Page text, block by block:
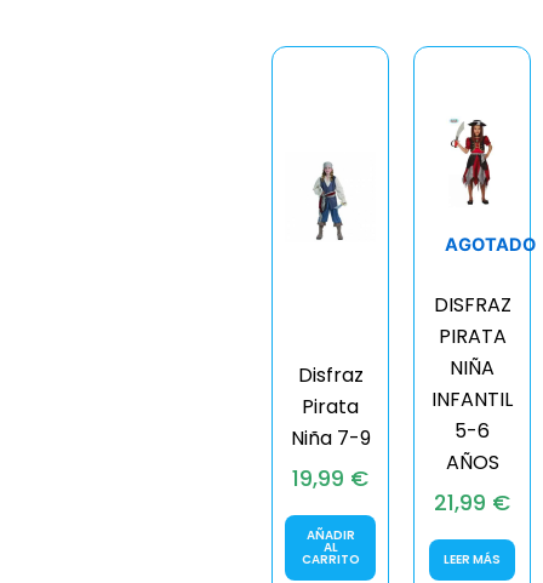
Disfraz
Pirata
Niña 7-9
19,99 €
AÑADIR
AL
CARRITO
AGOTADO
DISFRAZ
PIRATA
NIÑA
INFANTIL
5-6
AÑOS
21,99 €
LEER MÁS